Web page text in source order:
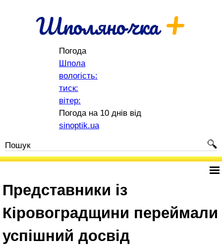
Шполяночка+
Погода
Шпола
вологість:
тиск:
вітер:
Погода на 10 днів від
sinoptik.ua
Представники із
Кіровоградщини переймали
успішний досвід